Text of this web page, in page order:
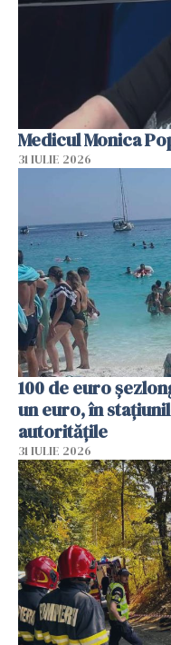
Medicul Monica
31 IULIE 2026
100 de euro
un euro, în
autoritățile
31 IULIE 2026